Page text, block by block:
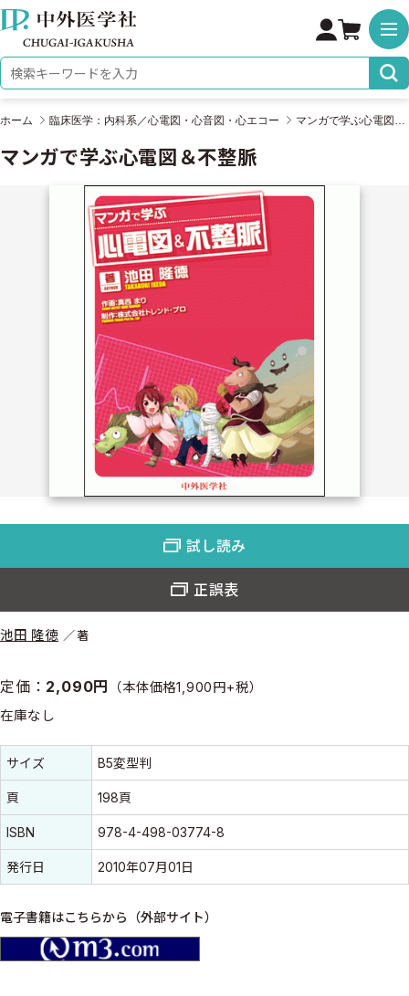
株式会社 中外医学社
検索キーワード
ホーム 臨床医学：内科系／心電図・心音図・心エコー
マンガで学ぶ心電図＆不整脈
池田 隆徳 著
定価： 2,090円 （本体価格1,900円+税）
在庫なし
書誌情報
書誌情報
サイズ B5変型判
頁 198頁
ISBN 978-4-498-03774-8
発行日 2010年07月01日
電子書籍はこちらから（外部サイト）
試し読み
正誤表